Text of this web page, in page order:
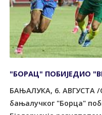
"БОРАЦ" ПОБИЈЕДИО
БАЊАЛУКА, 6. АВГУСТА
бањалучког "Борца"